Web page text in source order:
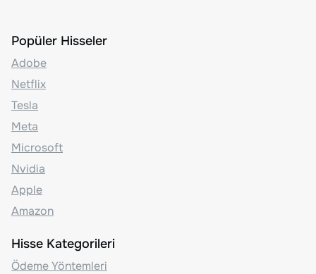
Popüler Hisseler
Adobe
Netflix
Tesla
Meta
Microsoft
Nvidia
Apple
Amazon
Hisse Kategorileri
Ödeme Yöntemleri